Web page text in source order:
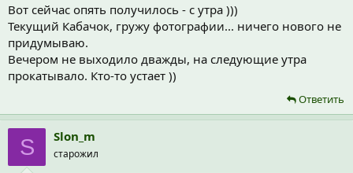
Вот сейчас опять получилось - с утра )))
Текущий Кабачок, гружу фотографии... ничего нового не
придумываю.
Вечером не выходило дважды, на следующие утра
прокатывало. Кто-то устает ))
Ответить
S Slon_m
старожил